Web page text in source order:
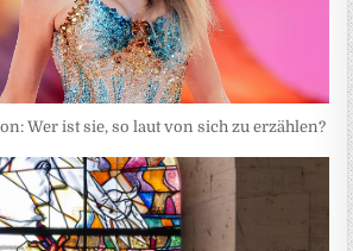
Wer ist sie, so laut von sich zu erzählen?